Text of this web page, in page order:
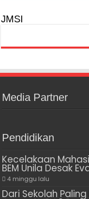
JMSI
Media Partner
Pendidikan
Kecelakaan
BEM Unila Desak
4 minggu lalu
Dari Sekolah